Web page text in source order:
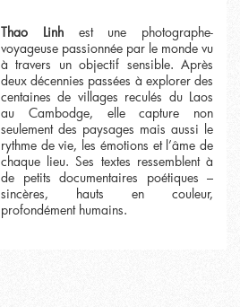
Thao Linhest une photographe-
voyageuse passionnée par le monde vu
à travers un objectif sensible. Après
deux décennies passées à explorer des
centaines de villages reculés du Laos
au Cambodge, elle capture non
seulement des paysages mais aussi le
rythme de vie, les émotions et l’âme de
chaque lieu. Ses textes ressemblent à
de petits documentaires poétiques –
sincères, hauts en couleur,
profondément humains.